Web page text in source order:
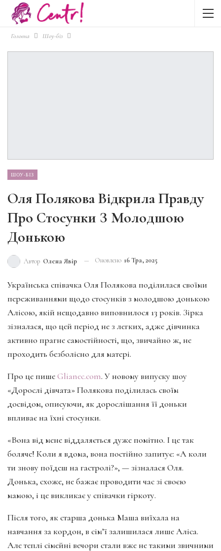
Головна Шоу-біз
ШОУ-БІЗ
Оля Полякова Відкрила Правду
Про Стосунки З Молодшою
Донькою
Автор Олена Явір Оновлено 16 Тра, 2025
Українська співачка Оля Полякова поділилася своїми
переживаннями щодо стосунків з молодшою донькою
Алісою, якій нещодавно виповнилося 13 років. Зірка
зізналася, що цей період не з легких, адже дівчинка
активно прагне самостійності, що, звичайно ж, не
проходить безболісно для матері.
Про це пишеGlianec.com. У новому випуску шоу
«Дорослі дівчата» Полякова поділилась своїм
досвідом, описуючи, як дорослішання її доньки
впливає на їхні стосунки.
«Вона від мене віддаляється дуже помітно. І це так
боляче! Коли я вдома, вона постійно запитує: «А коли
ти знову поїдеш на гастролі?», — зізналася Оля.
Донька, схоже, не бажає проводити час зі своєю
мамою, і це викликає у співачки гіркоту.
Після того, як старша донька Маша виїхала на
навчання за кордон, в сім’ї залишилася лише Аліса.
Але теплі сімейні вечори стали вже не такими звичними